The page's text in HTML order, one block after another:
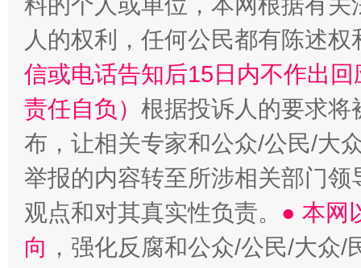
人的权利，任何公民都有陈述
信或电话告知后15日内不作出
责任自负） 根据投诉人的要求将
布，让相关专家和公众/公民/大
举报的内容转至所涉相关部门
观点和对其真实性负责。 ● 本网
向 ，强化反腐和公众/公民/大众